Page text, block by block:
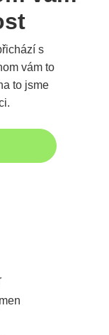
s
vám to
to jsme